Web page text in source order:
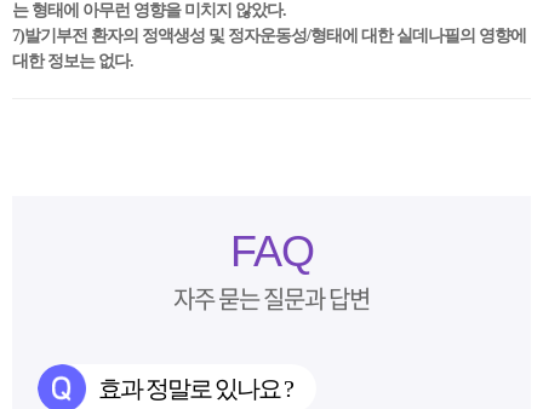
는 형태에 아무런 영향을 미치지 않았다.
7)발기부전 환자의 정액생성 및 정자운동성/형태에 대한 실데나필의 영향에
대한 정보는 없다.
FAQ
자주 묻는 질문과 답변
효과 정말로 있나요 ?